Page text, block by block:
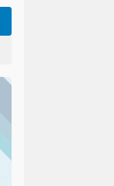
Aiptu Budiansyah Perkuat Siskamling Bersama Warga, Polsek Cikupa Tingkatkan Sinergi Jaga Kamtibmas